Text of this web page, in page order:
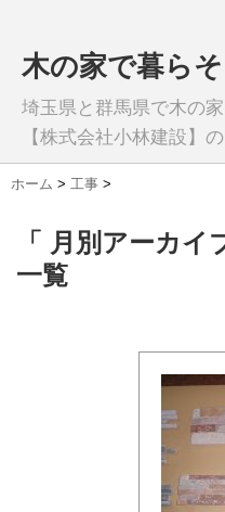
木の家で暮らそ
埼玉県と群馬県で木の
【株式会社小林建設】
ホーム > 工事 >
「 月別アーカイ
一覧